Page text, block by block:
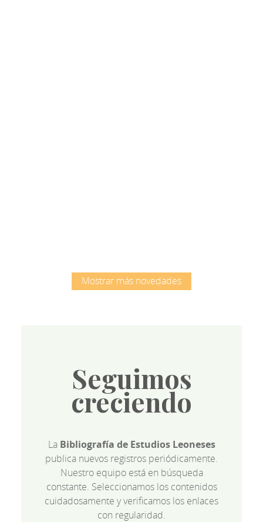
Mostrar más novedades
Seguimos
creciendo
La Bibliografía de Estudios Leoneses
publica nuevos registros periódicamente.
Nuestro equipo está en búsqueda
constante. Seleccionamos los contenidos
cuidadosamente y verificamos los enlaces
con regularidad.